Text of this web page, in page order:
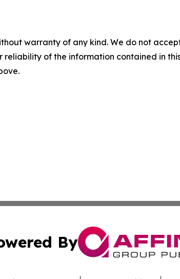
warranty of any kind. We do not
reliability of the information contained in
By